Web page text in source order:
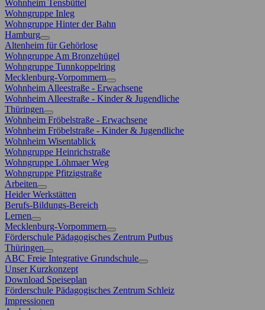
Wohnheim Tensbüttel
Wohngruppe Inleg
Wohngruppe Hinter der Bahn
Hamburg
Altenheim für Gehörlose
Wohngruppe Am Bronzehügel
Wohngruppe Tunnkoppelring
Mecklenburg-Vorpommern
Wohnheim Alleestraße - Erwachsene
Wohnheim Alleestraße - Kinder & Jugendliche
Thüringen
Wohnheim Fröbelstraße - Erwachsene
Wohnheim Fröbelstraße - Kinder & Jugendliche
Wohnheim Wisentablick
Wohngruppe Heinrichstraße
Wohngruppe Löhmaer Weg
Wohngruppe Pfitzigstraße
Arbeiten
Heider Werkstätten
Berufs-Bildungs-Bereich
Lernen
Mecklenburg-Vorpommern
Förderschule Pädagogisches Zentrum Putbus
Thüringen
ABC Freie Integrative Grundschule
Unser Kurzkonzept
Download Speiseplan
Förderschule Pädagogisches Zentrum Schleiz
Impressionen